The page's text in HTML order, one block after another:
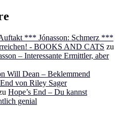
*** Jónasson: Schmerz ***
- BOOKS AND CATS zu
– Interessante Ermittler, aber
Will Dean – Beklemmend
von Riley Sager
Hope’s End – Du kannst
genial